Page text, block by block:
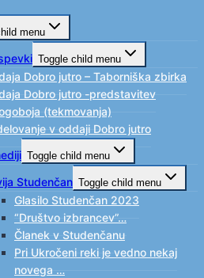
menu
Toggle child menu
Dobro jutro – Taborniška zbirka
Dobro jutro -predstavitev
(tekmovanja)
v oddaji Dobro jutro
Toggle child menu
Studenčan Toggle child menu
Glasilo Studenčan 2023
“Društvo izbrancev”…
Članek v Studenčanu
Pri Ukročeni reki je vedno nekaj
novega …